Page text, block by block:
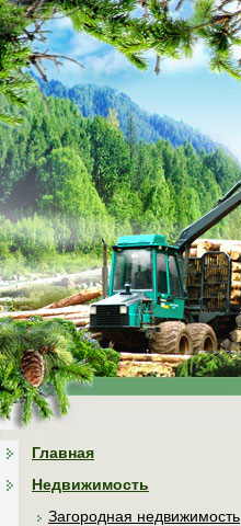
Главная
Недвижимость
Загородная недвижимость